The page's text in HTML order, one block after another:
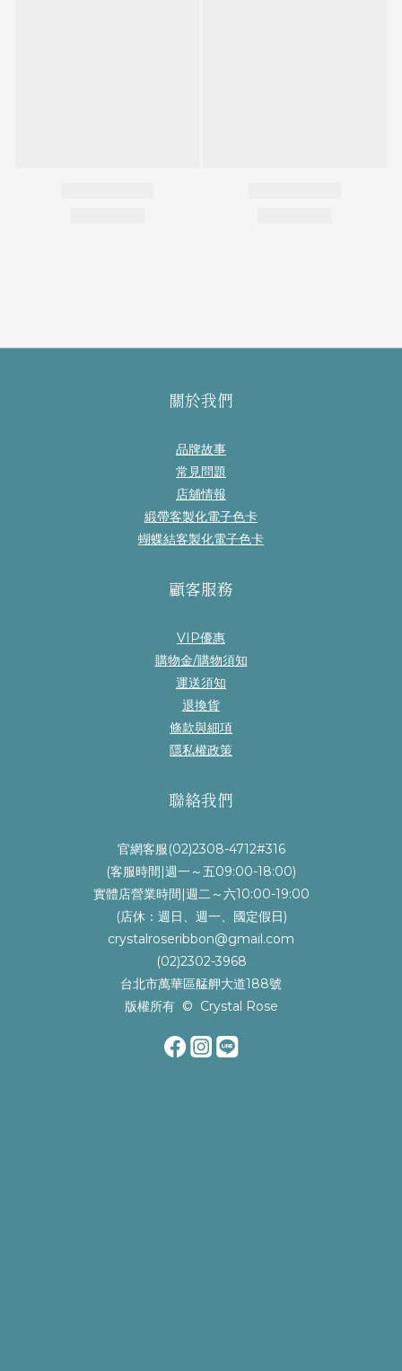
關於我們
品牌故事
常見問題
店舖情報
緞帶客製化電子色卡
蝴蝶結客製化電子色卡
顧客服務
VIP優惠
購物金/購物須知
運送須知
退換貨
條款與細項
隱私權政策
聯絡我們
官網客服(02)2308-4712#316
(客服時間|週一～五09:00-18:00)
實體店營業時間|週二～六10:00-19:00
(店休：週日、週一、國定假日)
crystalroseribbon@gmail.com
(02)2302-3968
台北市萬華區艋舺大道188號
版權所有 © Crystal Rose